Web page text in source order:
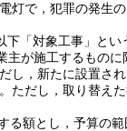
灯で，犯罪の発生
下「対象工事」とい
が施工するものに
し，新たに設置さ
ただし，取り替え
る額とし，予算の範